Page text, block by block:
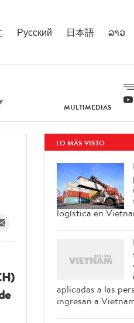
Русский 日本語 ລາວ
MULTIMEDIAS
LO MÁS VISTO
logística en
aplicadas a las
ingresan a